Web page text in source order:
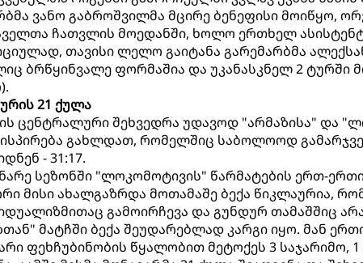
ვანო გაბროშვილმა მცირე ბენეფისი მოიწყო,
ჩათვლის მოედანში, ხოლო ერთხელ
თავისი ლელო გაიტანა გარემარბმა
ბრწყინვალე ფორმაშია და უკანასკნელ 2 ტურში
21 ქულა
ცენტრალური შეხვედრა უდავოდ "არმაზისა" და
გახლდათ, რომელშიც საბოლოოდ
- 31:17.
სეზონში "ლოკომოტივის" წარმატების ერთ-
მისი ახალგაზრდა მოთამაშე ბექა წიკლაურია,
გამოირჩევა და გუნდურ თამაშშიც
მატჩში ბექა შეუდარებლად კარგი იყო. მან
ფეხჩუბინობის წყალობით მეტოქეს 3 საჯარიმო, 1